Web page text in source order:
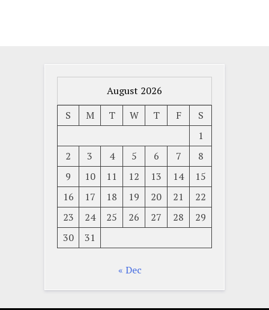
August 2026
S
M T W T F
S
1
2
3 4 5 6 7
8
9
10 11 12 13 14
15
16
17 18 19 20 21
22
23
24 25 26 27 28
29
30
31
« Dec